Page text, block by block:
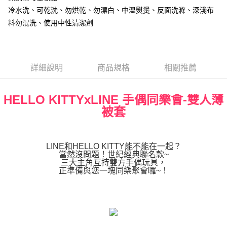
冷水洗、可乾洗、勿烘乾、勿漂白、中溫熨燙、反面洗滌、深淺布
料勿混洗、使用中性清潔劑
詳細說明 商品規格 相關推薦
HELLO KITTYxLINE 手偶同樂會-雙人薄
被套
LINE和HELLO KITTY能不能在一起？
當然沒問題！世紀經典聯名款~
三大主角互持雙方手偶玩具，
正準備與您一塊同樂聚會囉~！